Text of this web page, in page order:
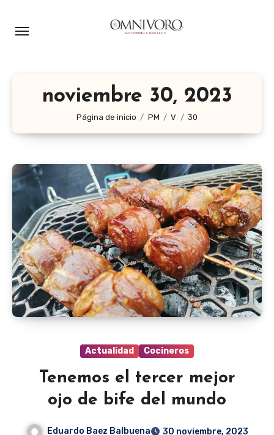
noviembre 30, 2023
Página de inicio PM V 30
Actualidad Cocineros
Tenemos el tercer mejor
ojo de bife del mundo
Eduardo Baez Balbuena
30 noviembre, 2023